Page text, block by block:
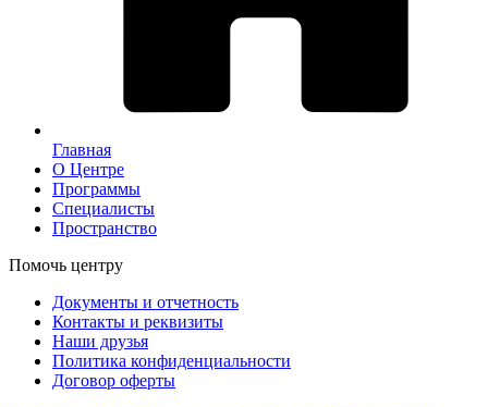
Главная
О Центре
Программы
Специалисты
Пространство
Помочь центру
Документы и отчетность
Контакты и реквизиты
Наши друзья
Политика конфиденциальности
Договор оферты